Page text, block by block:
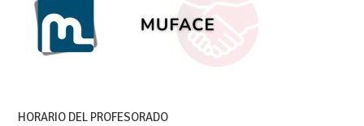
HORARIO DEL PROFESORADO